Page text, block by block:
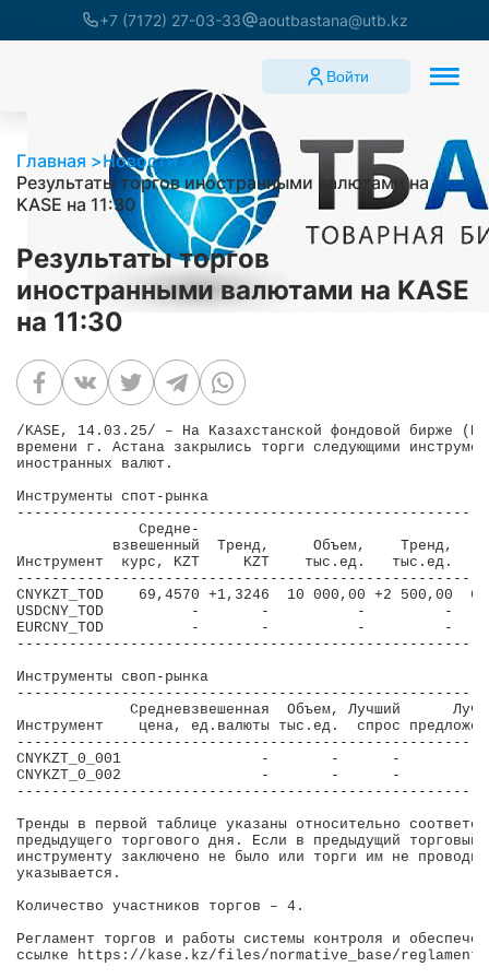
+7 (7172) 27-03-33 aoutbastana@utb.kz
Войти
Главная
Новости
Результаты торгов иностранными валютами на
KASE на 11:30
Результаты торгов
иностранными валютами на KASE
на 11:30
/KASE, 14.03.25/ – На Казахстанской фондовой бирже
времени г. Астана закрылись торги следующими
иностранных валют.
Инструменты спот-рынка
Средне-
взвешенный  Тренд,     Объем,    Тренд,
Инструмент  курс, KZT     KZT    тыс.ед.   тыс.ед.
CNYKZT_TOD    69,4570 +1,3246  10 000,00 +2 500,00
USDCNY_TOD          -       -          -         -
EURCNY_TOD          -       -          -         -
Инструменты своп-рынка
Средневзвешенная  Объем, Лучший
Инструмент    цена, ед.валюты тыс.ед.  спрос
CNYKZT_0_001                -       -      -
CNYKZT_0_002                -       -      -
Тренды в первой таблице указаны относительно
предыдущего торгового дня. Если в предыдущий торговый
инструменту заключено не было или торги им не
указывается.
Количество участников торгов – 4.
Регламент торгов и работы системы контроля и
ссылке https://kase.kz/files/normative_base/